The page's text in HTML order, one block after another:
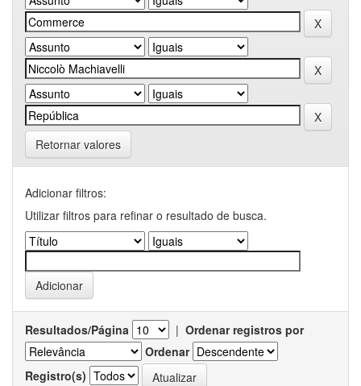
Retornar valores
Adicionar filtros:
Utilizar filtros para refinar o resultado de busca.
Resultados/Página | Ordenar registros por
Ordenar
Registro(s)